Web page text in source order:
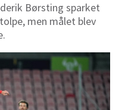
Børsting sparket
men målet blev